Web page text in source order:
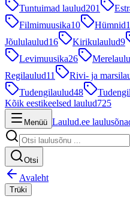
Tuntuimad laulud201
Filmimuusika10 Hümnid
Jõululaulud16 Kirikulaulud9
Levimuusika26
Regilaulud11 Rivi- ja
Tudengilaulud48
Kõik eestikeelsed laulud725
Menüü Laulud.ee
Otsi
Avaleht
Trüki